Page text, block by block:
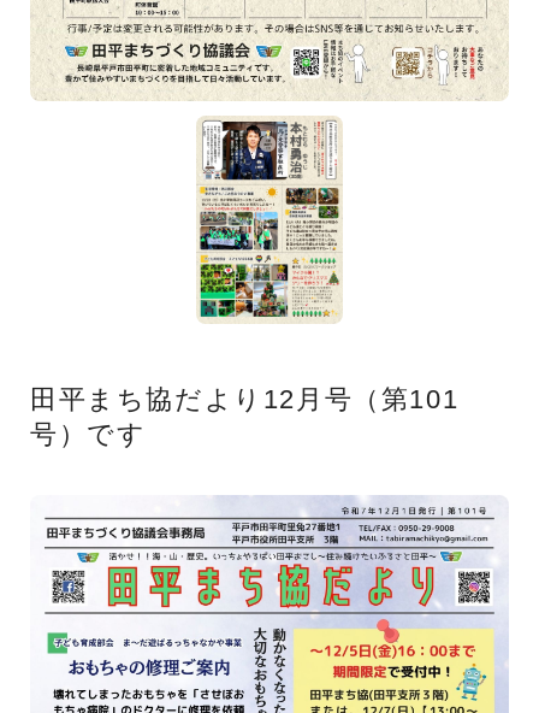
田平まち協だより12月号（第101
号）です